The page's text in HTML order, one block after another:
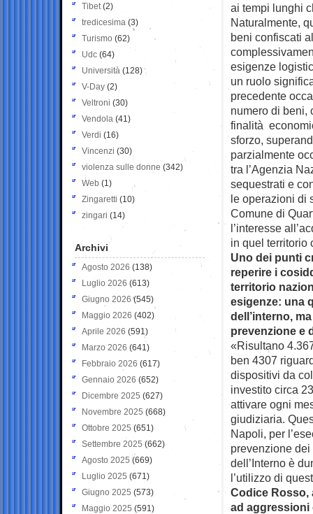
ai tempi lunghi
Naturalmente,
beni confiscati
esigenze
un ruolo
precedente
numero di beni,
finalità
sforzo,
parzialmente
tra l’Agenzia
sequestrati e
le operazioni di
Comune di
l’interesse
in quel territorio
Uno dei punti
reperire i
territorio
esigenze: una
dell’interno,
prevenzione e
«Risultano
ben 4307
dispositivi da
investito circa
attivare ogni
giudiziaria.
Napoli, per
prevenzione dei
dell’Interno è
l’utilizzo di
Codice Rosso,
ad aggressioni
Tibet(2)
tredicesima (3)
Turismo (62)
Udc (64)
Università (128)
V-Day (2)
Veltroni (30)
Vendola (41)
Verdi (16)
Vincenzi (30)
violenza sulle donne (342)
Web (1)
Zingaretti (10)
zingari (14)
Archivi
Agosto 2026 (138)
Luglio 2026 (613)
Giugno 2026 (545)
Maggio 2026 (402)
Aprile 2026 (591)
Marzo 2026 (641)
Febbraio 2026 (617)
Gennaio 2026 (652)
Dicembre 2025 (627)
Novembre 2025 (668)
Ottobre 2025 (651)
Settembre 2025 (662)
Agosto 2025 (669)
Luglio 2025 (671)
Giugno 2025 (573)
Maggio 2025 (591)